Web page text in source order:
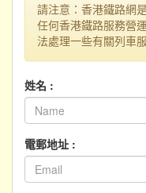
請注意：香港鐵路網
任何香港鐵路服務營
法處理一些有關列車
姓名 :
電郵地址 :